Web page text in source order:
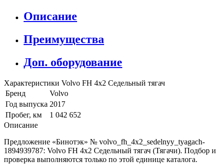
Описание
Преимущества
Доп. оборудование
Характеристики Volvo FH 4x2 Седельный тягач
Бренд
Volvo
Год выпуска 2017
Пробег, км
1 042 652
Описание
Предложение «Бинотэк» № volvo_fh_4x2_sedelnyy_tyagach-
1894939787: Volvo FH 4x2 Седельный тягач (Тягачи). Подбор и
проверка выполняются только по этой единице каталога.